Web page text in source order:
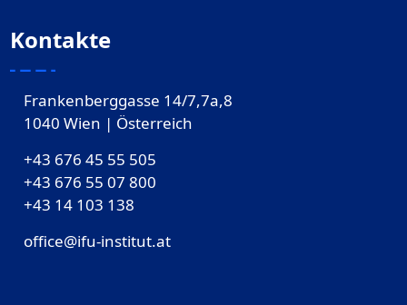
Kontakte
Frankenberggasse 14/7,7a,8
1040 Wien | Österreich
+43 676 45 55 505
+43 676 55 07 800
‎+43 14 103 138
office@ifu-institut.at